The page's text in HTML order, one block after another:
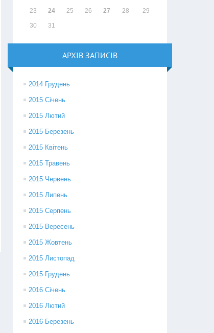
23 24 25 26 27 28 29
30 31
АРХІВ ЗАПИСІВ
2014 Грудень
2015 Січень
2015 Лютий
2015 Березень
2015 Квітень
2015 Травень
2015 Червень
2015 Липень
2015 Серпень
2015 Вересень
2015 Жовтень
2015 Листопад
2015 Грудень
2016 Січень
2016 Лютий
2016 Березень